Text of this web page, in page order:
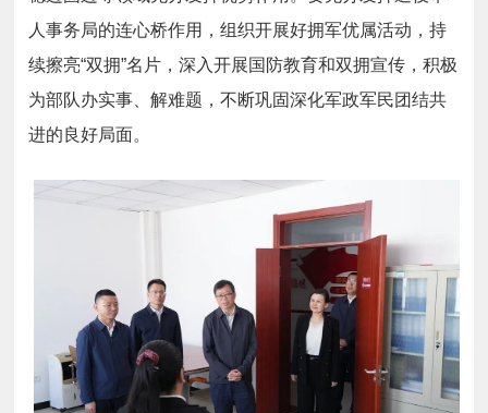
人事务局的连心桥作用，组织开展好拥军优属活动，持
续擦亮“双拥”名片，深入开展国防教育和双拥宣传，积极
为部队办实事、解难题，不断巩固深化军政军民团结共
进的良好局面。